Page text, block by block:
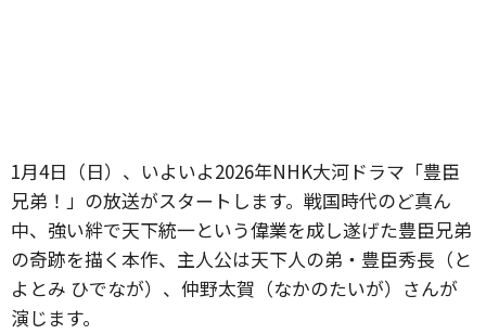
1月4日（日）、いよいよ2026年NHK大河ドラマ「豊臣
兄弟！」の放送がスタートします。戦国時代のど真ん
中、強い絆で天下統一という偉業を成し遂げた豊臣兄弟
の奇跡を描く本作、主人公は天下人の弟・豊臣秀長（と
よとみ ひでなが）、仲野太賀（なかのたいが）さんが
演じます。